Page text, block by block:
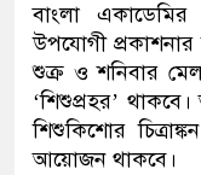
বাংলা
উপযোগী প্রকাশনার
শুক্র ও শনিবার
‘শিশুপ্রহর’
শিশুকিশোর
আয়োজন থাকবে।